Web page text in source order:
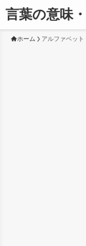
言葉の意味
ホーム アルファベット